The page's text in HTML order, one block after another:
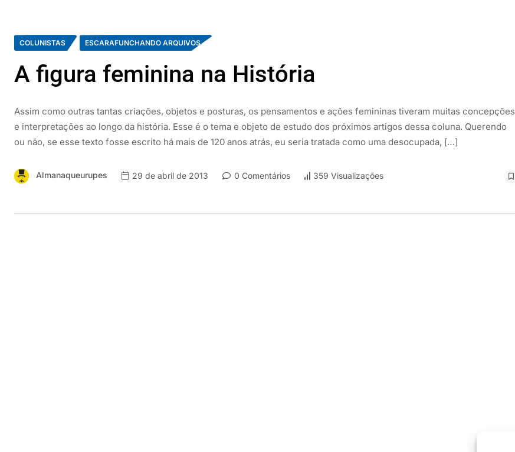
COLUNISTAS ESCARAFUNCHANDO ARQUIVOS
A figura feminina na História
Assim como outras tantas criações, objetos e posturas, os pensamentos e ações femininas tiveram muitas concepções
e interpretações ao longo da história. Esse é o tema e objeto de estudo dos próximos artigos dessa coluna. Querendo
ou não, se esse texto fosse escrito há mais de 120 anos atrás, eu seria tratada como uma desocupada, […]
Almanaqueurupes 29 de abril de 2013 0 Comentários 359 Visualizações